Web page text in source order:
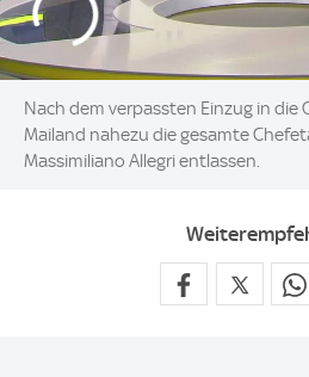
Nach dem verpassten Einzug in die
Mailand nahezu die gesamte
Massimiliano Allegri entlassen.